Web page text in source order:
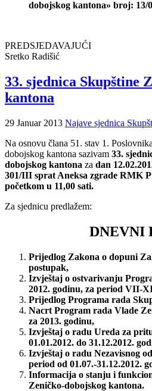
dobojskog kantona» broj: 13/
PREDSJEDAVAJUĆI
Sretko Radišić
33. sjednica Skupštine
kantona
29 Januar 2013 Najave sjednica
Na osnovu člana 51. stav 1.
dobojskog kantona sazivam 33.
dobojskog kantona za dan
301/III sprat Aneksa zgrade RMK
početkom u 11,00 sati.
Za sjednicu predlažem:
DNEVNI
Prijedlog Zakona o dopuni
postupak,
Izvještaj o ostvarivanju
2012. godinu, za period VII-
Prijedlog Programa rada
Nacrt Program rada Vlade
za 2013. godinu,
Izvještaj o radu Ureda za
01.01.2012. do 31.12.2012.
Izvještaj o radu Nezavisnog
period od 01.07.-31.12.2012.
Informacija o stanju i
Zeničko-dobojskog kantona.